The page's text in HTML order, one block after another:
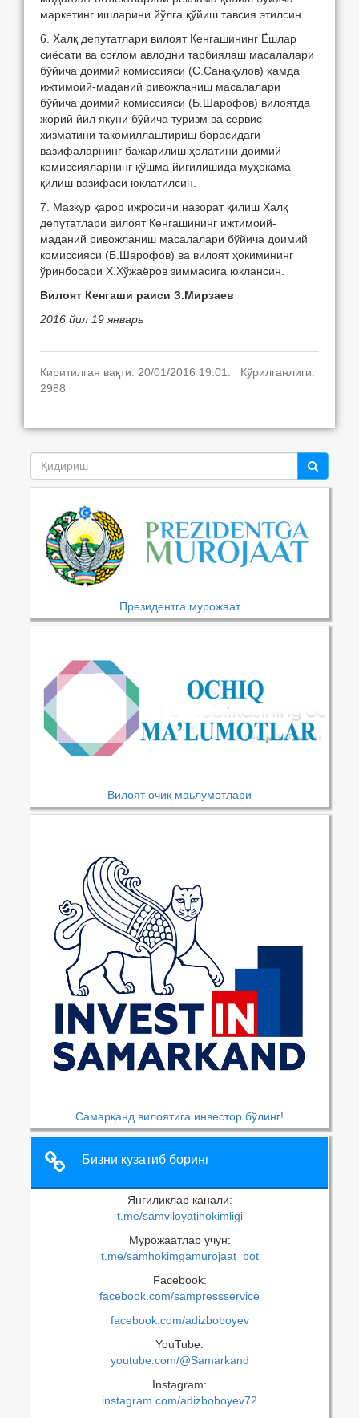
маркетинг ишларини йўлга қўйиш тавсия этилсин.
6. Халқ депутатлари вилоят Кенгашининг Ёшлар
сиёсати ва соғлом авлодни тарбиялаш масалалари
бўйича доимий комиссияси (С.Санақулов) ҳамда
ижтимоий-маданий ривожланиш масалалари
бўйича доимий комиссияси (Б.Шарофов) вилоятда
жорий йил якуни бўйича туризм ва сервис
хизматини такомиллаштириш борасидаги
вазифаларнинг бажарилиш ҳолатини доимий
комиссияларнинг қўшма йиғилишида муҳокама
қилиш вазифаси юклатилсин.
7. Мазкур қарор ижросини назорат қилиш Халқ
депутатлари вилоят Кенгашининг ижтимоий-
маданий ривожланиш масалалари бўйича доимий
комиссияси (Б.Шарофов) ва вилоят ҳокимининг
ўринбосари Х.Хўжаёров зиммасига юклансин.
Вилоят Кенгаши раиси З.Мирзаев
2016 йил 19 январь
Киритилган вақти: 20/01/2016 19:01. Кўрилганлиги:
2988
Президентга мурожаат
Вилоят очиқ маьлумотлари
Самарқанд вилоятига инвестор бўлинг!
Бизни кузатиб боринг
Янгиликлар канали:
t.me/samviloyatihokimligi
Мурожаатлар учун:
t.me/samhokimgamurojaat_bot
Facebook:
facebook.com/sampressservice
facebook.com/adizboboyev
YouTube:
youtube.com/@Samarkand
Instagram:
instagram.com/adizboboyev72